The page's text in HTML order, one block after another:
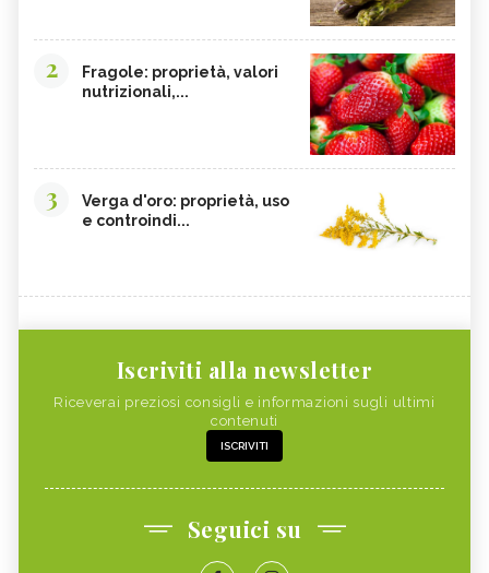
2
Fragole: proprietà, valori
nutrizionali,...
3
Verga d'oro: proprietà, uso
e controindi...
Iscriviti alla newsletter
Riceverai preziosi consigli e informazioni sugli ultimi
contenuti
ISCRIVITI
Seguici su